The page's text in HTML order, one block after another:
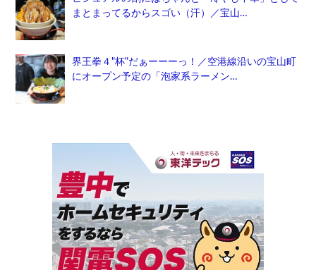
まとまってるからスゴい（汗）／宝山…
界王拳４"杯"だぁーーーっ！／空港線沿いの宝山町
にオープン予定の「泡家系ラーメン…